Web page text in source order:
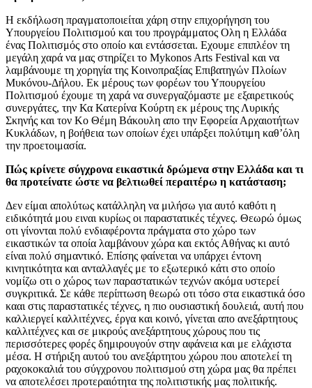
Η εκδήλωση πραγματοποιείται χάρη στην επιχορήγηση του
Υπουργείου Πολιτισμού και του προγράμματος Ολη η Ελλάδα
ένας Πολιτισμός στο οποίο και εντάσσεται. Εχουμε επιπλέον τη
μεγάλη χαρά να μας στηρίζει το Mykonos Arts Festival και να
λαμβάνουμε τη χορηγία της Κοινοπραξίας Επιβατηγών Πλοίων
Μυκόνου-Δήλου. Εκ μέρους των φορέων του Υπουργείου
Πολιτισμού έχουμε τη χαρά να συνεργαζόμαστε με εξαιρετικούς
συνεργάτες, την Κα Κατερίνα Κούρτη εκ μέρους της Λυρικής
Σκηνής και τον Κο Θέμη Βάκουλη απο την Εφορεία Αρχαιοτήτων
Κυκλάδων, η βοήθεια των οποίων έχει υπάρξει πολύτιμη καθ’όλη
την προετοιμασία.
Πώς κρίνετε σύγχρονα εικαστικά δρώμενα στην Ελλάδα και τι
θα προτείνατε ώστε να βελτιωθεί περαιτέρω η κατάσταση;
Δεν είμαι απολύτως κατάλληλη να μιλήσω για αυτό καθότι η
ειδικότητά μου ειναι κυρίως οι παραστατικές τέχνες. Θεωρώ όμως
οτι γίνονται πολύ ενδιαφέροντα πράγματα στο χώρο των
εικαστικών τα οποία λαμβάνουν χώρα και εκτός Αθήνας κι αυτό
είναι πολύ σημαντικό. Επίσης φαίνεται να υπάρχει έντονη
κινητικότητα και ανταλλαγές με το εξωτερικό κάτι στο οποίο
νομίζω οτι ο χώρος των παραστατικών τεχνών ακόμα υστερεί
συγκριτικά. Σε κάθε περίπτωση θεωρώ οτι τόσο στα εικαστικά όσο
κααι στις παραστατικές τέχνες, η πιο ουσιαστική δουλειά, αυτή που
καλλιεργεί καλλιτέχνες, έργα και κοινό, γίνεται απο ανεξάρτητους
καλλιτέχνες και σε μικρούς ανεξάρτητους χώρους που τις
περισσότερες φορές δημιρουγούν στην αφάνεια και με ελάχιστα
μέσα. Η στήριξη αυτού του ανεξάρτητου χώρου που αποτελεί τη
ραχοκοκαλιά του σύγχρονου πολιτισμού στη χώρα μας θα πρέπει
να αποτελέσει προτεραιότητα της πολιτιστικής μας πολιτικής.